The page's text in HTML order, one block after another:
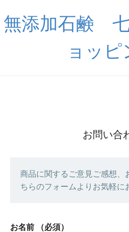
無添加石鹸
ョッピ
お問い合
商品に関するご意見ご感想、
ちらのフォームよりお気軽に
お名前 （必須）